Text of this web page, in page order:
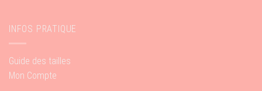
INFOS PRATIQUE
Guide des tailles
Mon Compte